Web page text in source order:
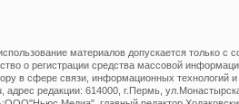
материалов допускается только с
о регистрации средства массовой
в сфере связи, информационных технологий
адрес редакции: 614000, г.Пермь,